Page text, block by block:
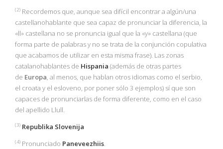
(2) Recordemos que, aunque sea difícil encontrar a algún/una
castellanohablante que sea capaz de pronunciar la diferencia, la
«ll» castellana no se pronuncia igual que la «y» castellana (que
forma parte de palabras y no se trata de la conjunción copulativa
que acabamos de utilizar en esta misma frase). Las zonas
catalanohablantes de Hispania (además de otras partes
de Europa, al menos, que hablan otros idiomas como el serbio,
el croata y el esloveno, por poner sólo 3 ejemplos) sí que son
capaces de pronunciarlas de forma diferente, como en el caso
del apellido Llull.
(3) Republika Slovenija
(4) Pronunciado Paneveezhiis.